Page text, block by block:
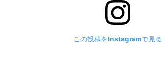
この投稿をInstagramで見る